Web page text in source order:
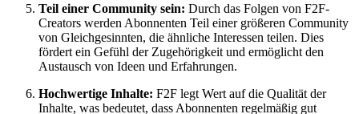
Teil einer Community sein: Durch das Folgen von F2F-
Creators werden Abonnenten Teil einer größeren Community
von Gleichgesinnten, die ähnliche Interessen teilen. Dies
fördert ein Gefühl der Zugehörigkeit und ermöglicht den
Austausch von Ideen und Erfahrungen.
Hochwertige Inhalte: F2F legt Wert auf die Qualität der
Inhalte, was bedeutet, dass Abonnenten regelmäßig gut